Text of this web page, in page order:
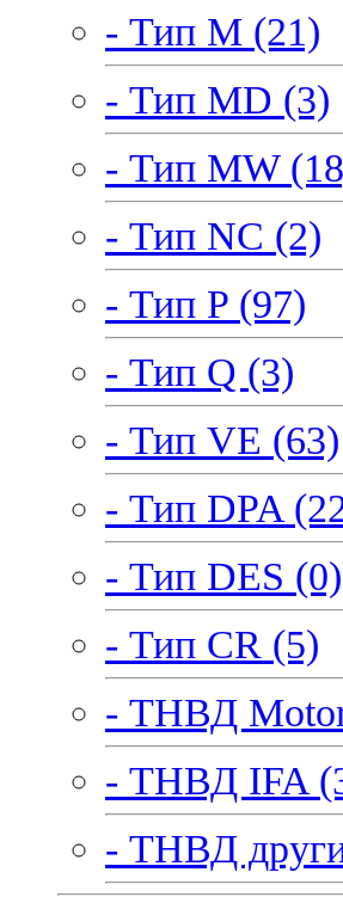
- Тип M (21)
- Тип MD (3)
- Тип MW
- Тип NC (2)
- Тип P (97)
- Тип Q (3)
- Тип VE (63)
- Тип DPA
- Тип DES (0)
- Тип CR (5)
- ТНВД
- ТНВД IFA
- ТНВД